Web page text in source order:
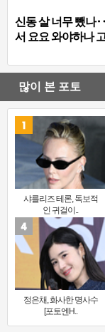
신동 살 너무 뺐나
서 요요 와야하나
많이 본 포토
샤를리즈 테론, 독보적
인 귀걸이..
정은채, 화사한 명사수
[포토엔H..